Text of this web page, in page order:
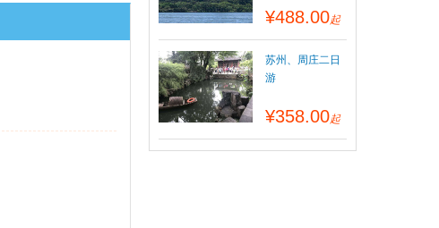
¥488.00起
苏州、周庄二日
游
¥358.00起